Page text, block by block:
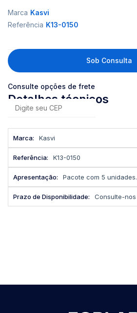
Marca Kasvi
Referência K13-0150
Consulte opções de frete
Sob Consulta
Detalhes técnicos
Kasvi
K13-0150
Pacote com 5 unidades.
Consulte-nos